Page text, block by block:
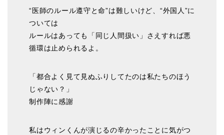
“医師のルール遵守と命”は難しいけど、“外国人”に
ついては
ルールはあっても「同じ人間扱い」さえすれば悪
循環は止められるよ。
「都合よく見て見ぬふりしてたのは私たちのほう
じゃない？」
制作陣に感謝
私はウィンくんが演じるの辛かったことに気がつ